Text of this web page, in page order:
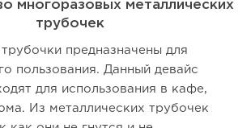
многоразовых металлических
трубочек
предназначены для
пользования. Данный девайс
для использования в кафе,
Из металлических трубочек